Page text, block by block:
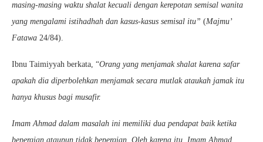
masing-masing waktu shalat kecuali dengan kerepotan semisal wanita
yang mengalami istihadhah dan kasus-kasus semisal itu” (Majmu’
Fatawa 24/84).
Ibnu Taimiyyah berkata, “Orang yang menjamak shalat karena safar
apakah dia diperbolehkan menjamak secara mutlak ataukah jamak itu
hanya khusus bagi musafir.
Imam Ahmad dalam masalah ini memiliki dua pendapat baik ketika
bepergian ataupun tidak bepergian. Oleh karena itu, Imam Ahmad